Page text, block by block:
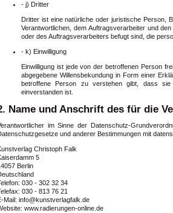
- j) Dritter
Dritter ist eine natürliche oder juristische Person,
Verantwortlichen, dem Auftragsverarbeiter und
oder des Auftragsverarbeiters befugt sind, die
- k) Einwilligung
Einwilligung ist jede von der betroffenen Person
abgegebene Willensbekundung in Form einer
betroffene Person zu verstehen gibt, dass sie
einverstanden ist.
Name und Anschrift des für die
im Sinne der Datenschutz-
und anderer Bestimmungen mit
Christoph Falk
5
Berlin
030 - 302 32 34
030 - 813 76 21
Mail: info@kunstverlagfalk.de
www.radierungen-online.de